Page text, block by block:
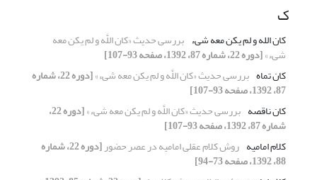
ک
کان الله و لم یکن معه شیء بررسی حدیث «کان اللَّه و لم یکن معه
شی‏ء»[دوره 22، شماره 87، 1392، صفحه 93-107]
کان تماه بررسی حدیث «کان اللَّه و لم یکن معه شی‏ء» [دوره 22، شماره
87، 1392، صفحه 93-107]
کان ناقصه بررسی حدیث «کان اللَّه و لم یکن معه شی‏ء» [دوره 22،
شماره 87، 1392، صفحه 93-107]
کلام امامیه روش کلام عقلی امامیه در عصر حضور [دوره 22، شماره
88، 1392، صفحه 73-94]